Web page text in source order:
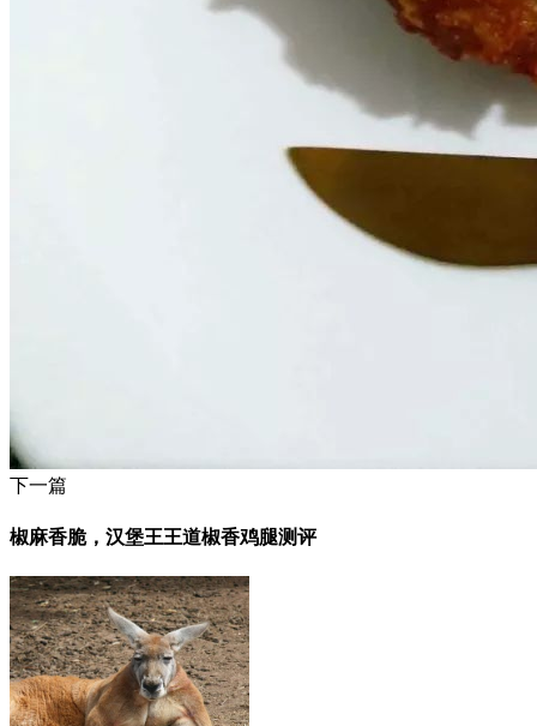
下一篇
椒麻香脆，汉堡王王道椒香鸡腿测评